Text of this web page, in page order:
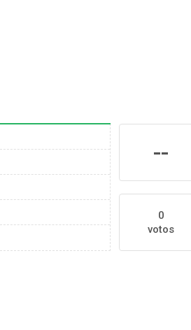
--
0
votos